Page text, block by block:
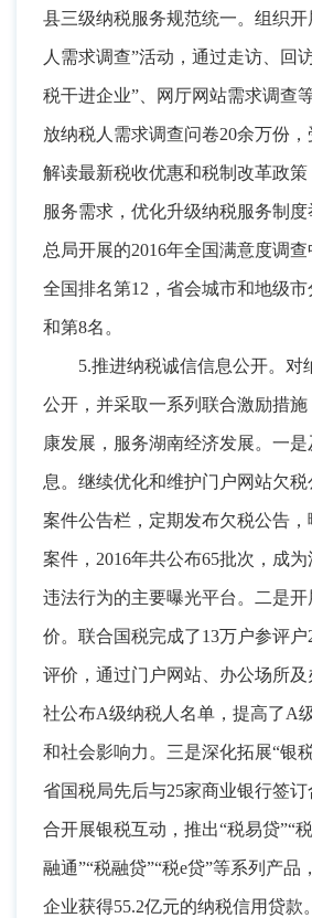
县三级纳税服务规范统一。 组织开
人需求调查”活动，通过走访、回
税干进企业”、网厅网站需求调查
放纳税人需求调查问卷20余万份 ，
解读最新税收优惠和税制改革政策
服务需求，优化升级纳税服务制度
总局开展的2016年全国满意度调
全国排名第12 ， 省会城市和地级市
和第8名。
5.推进纳税诚信信息公开。 对
公开，并采取一系列联合激励措施
康发展，服务湖南经济发展。 一是
息。继续优化和维护门户网站欠
案件公告栏 ， 定期发布欠税公告
案件 ， 2016年共公布65批次，成
违法行为的主要曝光平台 。 二是
价。联合国税完成了13万户参评户
评价 ， 通过门户网站、办公场所
社公布A级纳税人名单，提高了A
和社会影响力 。 三是深化拓展“银
省国税局先后与25家商业银行签
合开展银税互动，推出“税易贷”“
融通”“税融贷”“税e贷”等系列产品 ，
企业获得55.2亿元的纳税信用贷款